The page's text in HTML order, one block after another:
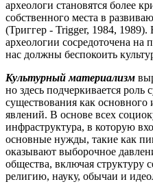
археологи становятся более
собственного места в
(Триггер - Trigger, 1984, 1989).
археологии сосредоточена
нас должны беспокоить
Культурный материализм
но здесь подчеркивается роль
существования как
явлений. В основе всех
инфраструктура, в которую
основные нужды, такие как
оказывают выборочное
общества, включая структуру
религию, науку, обычаи и